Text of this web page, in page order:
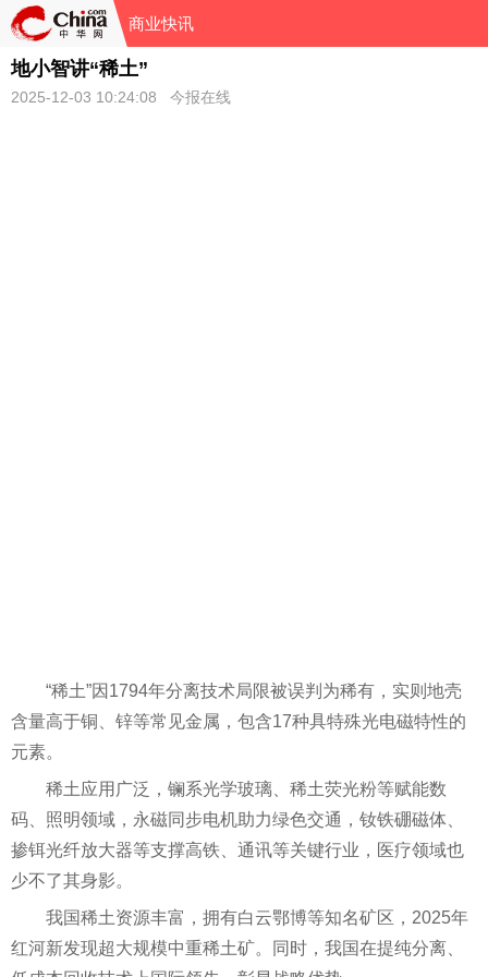
商业快讯
地小智讲“稀土”
2025-12-03 10:24:08 今报在线
“稀土”因1794年分离技术局限被误判为稀有，实则地壳
含量高于铜、锌等常见金属，包含17种具特殊光电磁特性的
元素。
稀土应用广泛，镧系光学玻璃、稀土荧光粉等赋能数
码、照明领域，永磁同步电机助力绿色交通，钕铁硼磁体、
掺铒光纤放大器等支撑高铁、通讯等关键行业，医疗领域也
少不了其身影。
我国稀土资源丰富，拥有白云鄂博等知名矿区，2025年
红河新发现超大规模中重稀土矿。同时，我国在提纯分离、